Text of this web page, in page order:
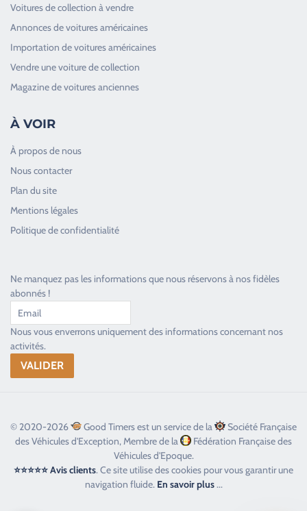
Voitures de collection à vendre
Annonces de voitures américaines
Importation de voitures américaines
Vendre une voiture de collection
Magazine de voitures anciennes
À VOIR
À propos de nous
Nous contacter
Plan du site
Mentions légales
Politique de confidentialité
Ne manquez pas les informations que nous réservons à nos fidèles
abonnés !
Nous vous enverrons uniquement des informations concernant nos
activités.
© 2020-2026 Good Timers est un service de la
Société Française
des Véhicules d'Exception, Membre de la
Fédération Française des
Véhicules d'Epoque.
⭐⭐⭐⭐⭐ Avis clients. Ce site utilise des cookies pour vous garantir une
navigation fluide. En savoir plus...
Toujours heureux d'aider les passionnés